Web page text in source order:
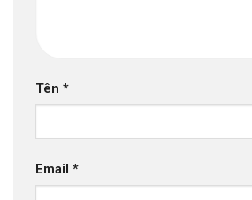
Tên *
Email *